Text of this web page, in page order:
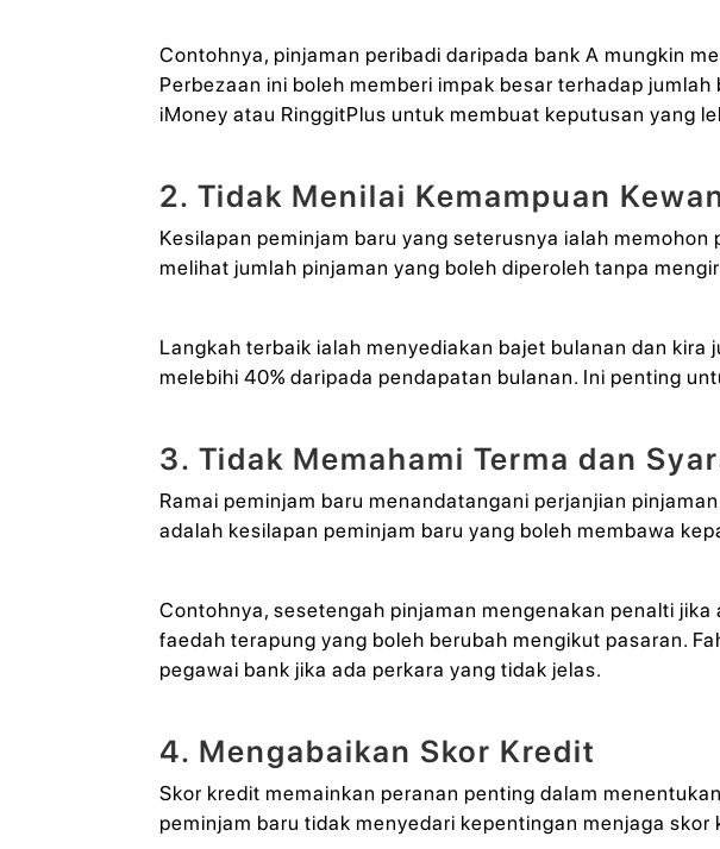
Contohnya, pinjaman peribadi daripada bank A mungkin
Perbezaan ini boleh memberi impak besar terhadap
iMoney atau RinggitPlus untuk membuat keputusan yang
2. Tidak Menilai Kemampuan
Kesilapan peminjam baru yang seterusnya ialah
melihat jumlah pinjaman yang boleh diperoleh tanpa
Langkah terbaik ialah menyediakan bajet bulanan dan
melebihi 40% daripada pendapatan bulanan. Ini penting
3. Tidak Memahami Terma dan
Ramai peminjam baru menandatangani perjanjian
adalah kesilapan peminjam baru yang boleh membawa
Contohnya, sesetengah pinjaman mengenakan penalti
faedah terapung yang boleh berubah mengikut pasaran.
pegawai bank jika ada perkara yang tidak jelas.
4. Mengabaikan Skor Kredit
Skor kredit memainkan peranan penting dalam
peminjam baru tidak menyedari kepentingan menjaga skor